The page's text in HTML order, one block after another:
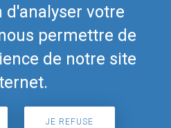
votre
permettre de
de notre site
JE REFUSE
592-8862
-Vie
Back to top